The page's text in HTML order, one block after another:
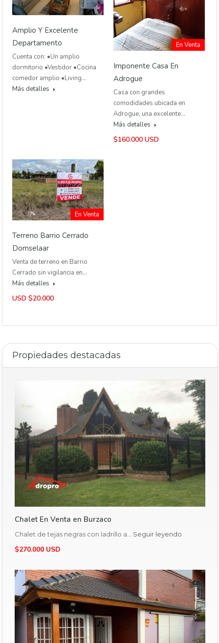
Amplio Y Excelente
Departamento
Cuenta con: •Un amplio
dormitorio •Vestidor •Cocina
comedor amplio •Living…
Más detalles
En Venta
Imponente Casa En
Adrogue
Casa con grandes
comodidades ubicada en
Adrogue, una excelente…
Más detalles
$160.000 USD
En Venta
Terreno Barrio Cerrado
Domselaar
Venta de terreno en Barrio
Cerrado sin vigilancia en…
Más detalles
USD $20.000
Propiedades destacadas
Chalet En Venta en Burzaco
Chalet de tejas negras con ladrillo a… Seguir leyendo
$270.000 USD